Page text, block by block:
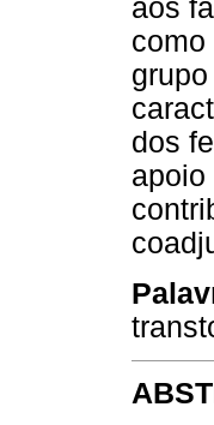
aos
como
dos
apoio